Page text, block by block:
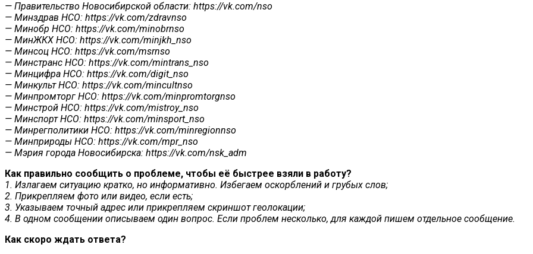
— Правительство Новосибирской области: https://vk.com/nso
— Минздрав НСО: https://vk.com/zdravnso
— Минобр НСО: https://vk.com/minobrnso
— МинЖКХ НСО: https://vk.com/minjkh_nso
— Минсоц НСО: https://vk.com/msrnso
— Минстранс НСО: https://vk.com/mintrans_nso
— Минцифра НСО: https://vk.com/digit_nso
— Минкульт НСО: https://vk.com/mincultnso
— Минпромторг НСО: https://vk.com/minpromtorgnso
— Минстрой НСО: https://vk.com/mistroy_nso
— Минспорт НСО: https://vk.com/minsport_nso
— Минрегполитики НСО: https://vk.com/minregionnso
— Минприроды НСО: https://vk.com/mpr_nso
— Мэрия города Новосибирска: https://vk.com/nsk_adm
Как правильно сообщить о проблеме, чтобы её быстрее взяли в работу?
1. Излагаем ситуацию кратко, но информативно. Избегаем оскорблений и грубых слов;
2. Прикрепляем фото или видео, если есть;
3. Указываем точный адрес или прикрепляем скриншот геолокации;
4. В одном сообщении описываем один вопрос. Если проблем несколько, для каждой пишем отдельное сообщение.
Как скоро ждать ответа?